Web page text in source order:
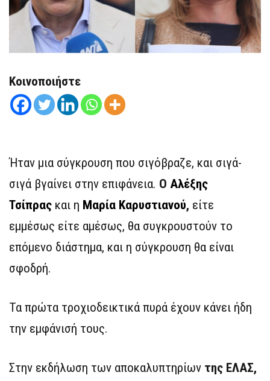
Κοινοποιήστε
Ήταν μια σύγκρουση που σιγόβραζε, και σιγά-
σιγά βγαίνει στην επιφάνεια. Ο Αλέξης
Τσίπρας και η Μαρία Καρυστιανού, είτε
εμμέσως είτε αμέσως, θα συγκρουστούν το
επόμενο διάστημα, και η σύγκρουση θα είναι
σφοδρή.
Τα πρώτα τροχιοδεικτικά πυρά έχουν κάνει ήδη
την εμφάνισή τους.
Στην εκδήλωση των αποκαλυπτηρίων της ΕΛΑΣ,